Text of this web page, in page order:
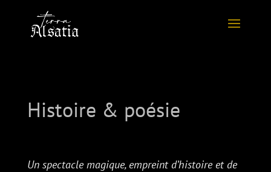
Histoire & poésie
Un spectacle magique, empreint d’histoire et de